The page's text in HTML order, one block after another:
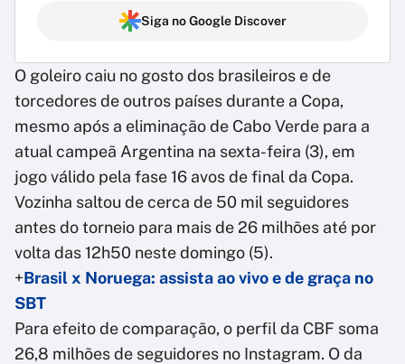
Siga no Google Discover
O goleiro caiu no gosto dos brasileiros e de
torcedores de outros países durante a Copa,
mesmo após a eliminação de Cabo Verde para a
atual campeã Argentina na sexta-feira (3), em
jogo válido pela fase 16 avos de final da Copa.
Vozinha saltou de cerca de 50 mil seguidores
antes do torneio para mais de 26 milhões até por
volta das 12h50 neste domingo (5).
+Brasil x Noruega: assista ao vivo e de graça no
SBT
Para efeito de comparação, o perfil da CBF soma
26,8 milhões de seguidores no Instagram. O da